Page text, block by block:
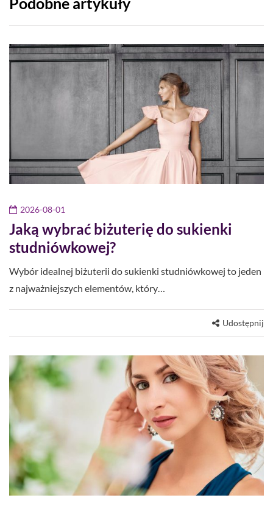
2026-08-01
Jaką wybrać biżuterię do sukienki
studniówkowej?
Wybór idealnej biżuterii do sukienki studniówkowej to jeden
z najważniejszych elementów, który…
Udostępnij